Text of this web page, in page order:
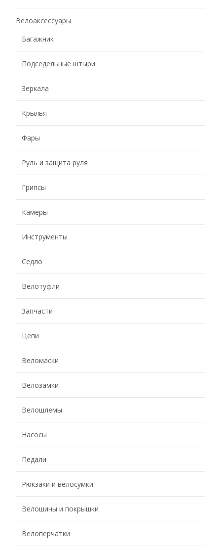
Велоаксессуары
Багажник
Подседельные штыри
Зеркала
Крылья
Фары
Руль и защита руля
Грипсы
Камеры
Инструменты
Седло
Велотуфли
Запчасти
Цепи
Веломаски
Велозамки
Велошлемы
Насосы
Педали
Рюкзаки и велосумки
Велошины и покрышки
Велоперчатки